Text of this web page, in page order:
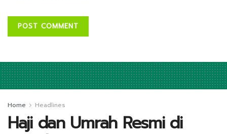
Home Headlines
Haji dan Umrah Resmi di